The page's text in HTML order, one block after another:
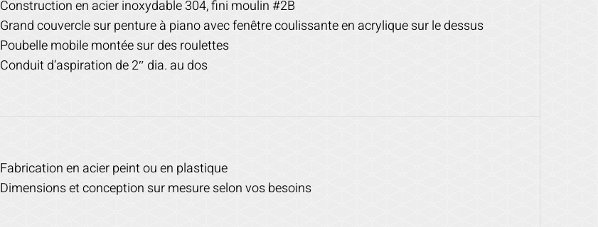
Construction en acier inoxydable 304, fini moulin #2B
Grand couvercle sur penture à piano avec fenêtre coulissante en acrylique sur le dessus
Poubelle mobile montée sur des roulettes
Conduit d’aspiration de 2″ dia. au dos
Fabrication en acier peint ou en plastique
Dimensions et conception sur mesure selon vos besoins